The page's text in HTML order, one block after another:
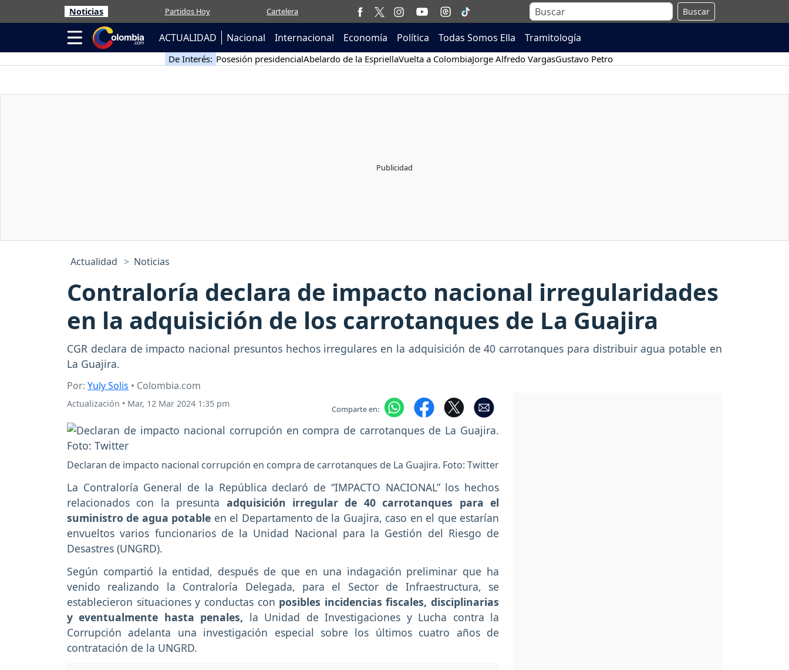
Noticias Partidos Hoy Cartelera Buscar
ACTUALIDAD Nacional Internacional Economía Política Todas Somos Ella Tramitología
De Interés: Posesión presidencialAbelardo de la EspriellaVuelta a ColombiaJorge Alfredo VargasGustavo Petro
Actualidad Noticias
Contraloría declara de impacto nacional irregularidades
en la adquisición de los carrotanques de La Guajira
CGR declara de impacto nacional presuntos hechos irregulares en la adquisición de 40 carrotanques para distribuir agua potable en
La Guajira.
Por: Yuly Solis • Colombia.com
Actualización • Mar, 12 Mar 2024 1:35 pm Comparte en:
Declaran de impacto nacional corrupción en compra de carrotanques de La Guajira. Foto: Twitter
La Contraloría General de la República declaró de “IMPACTO NACIONAL” los hechos
relacionados con la presunta adquisición irregular de 40 carrotanques para el
suministro de agua potable en el Departamento de la Guajira, caso en el que estarían
envueltos varios funcionarios de la Unidad Nacional para la Gestión del Riesgo de
Desastres (UNGRD).
Según compartió la entidad, después de que en una indagación preliminar que ha
venido realizando la Contraloría Delegada, para el Sector de Infraestructura, se
establecieron situaciones y conductas con posibles incidencias fiscales, disciplinarias
y eventualmente hasta penales, la Unidad de Investigaciones y Lucha contra la
Corrupción adelanta una investigación especial sobre los últimos cuatro años de
contratación de la UNGRD.